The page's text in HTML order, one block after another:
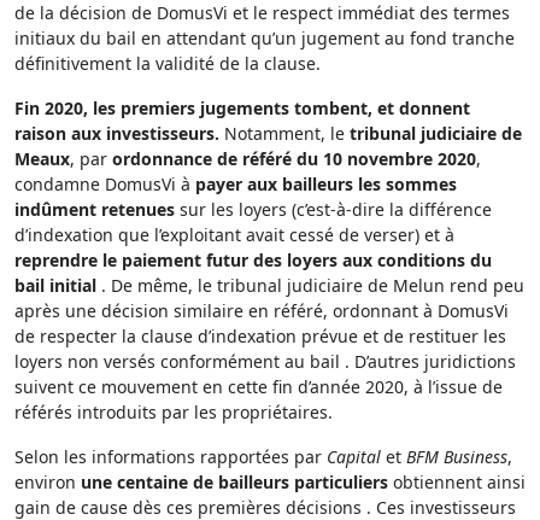
de la décision de DomusVi et le respect immédiat des termes
initiaux du bail en attendant qu’un jugement au fond tranche
définitivement la validité de la clause.
Fin 2020, les premiers jugements tombent, et donnent
raison aux investisseurs. Notamment, le tribunal judiciaire de
Meaux, par ordonnance de référé du 10 novembre 2020,
condamne DomusVi à payer aux bailleurs les sommes
indûment retenues sur les loyers (c’est-à-dire la différence
d’indexation que l’exploitant avait cessé de verser) et à
reprendre le paiement futur des loyers aux conditions du
bail initial . De même, le tribunal judiciaire de Melun rend peu
après une décision similaire en référé, ordonnant à DomusVi
de respecter la clause d’indexation prévue et de restituer les
loyers non versés conformément au bail . D’autres juridictions
suivent ce mouvement en cette fin d’année 2020, à l’issue de
référés introduits par les propriétaires.
Selon les informations rapportées par Capital et BFM Business,
environ une centaine de bailleurs particuliers obtiennent ainsi
gain de cause dès ces premières décisions . Ces investisseurs